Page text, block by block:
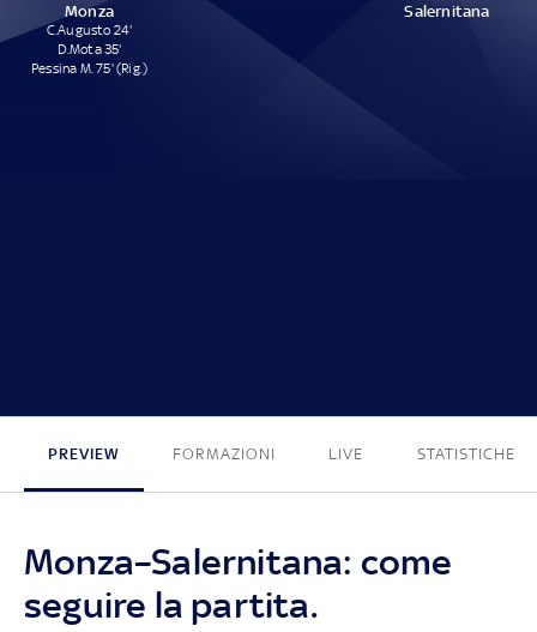
Monza
C.Augusto 24'
D.Mota 35'
Pessina M. 75' (Rig.)
Salernitana
PREVIEW FORMAZIONI LIVE STATISTICHE
Monza–Salernitana: come
seguire la partita.